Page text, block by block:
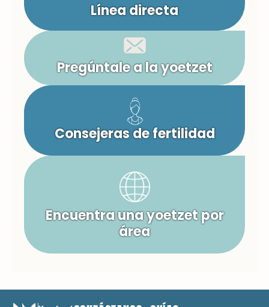
Línea directa
Pregúntale a la yoetzet
Consejeras de fertilidad
Encuentra una yoetzet por
área